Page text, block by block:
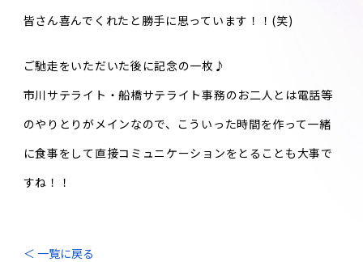
皆さん喜んでくれたと勝手に思っています！！(笑)
ご馳走をいただいた後に記念の一枚♪
市川サテライト・船橋サテライト事務のお二人とは電話等
のやりとりがメインなので、こういった時間を作って一緒
に食事をして直接コミュニケーションをとることも大事で
すね！！
＜ 一覧に戻る